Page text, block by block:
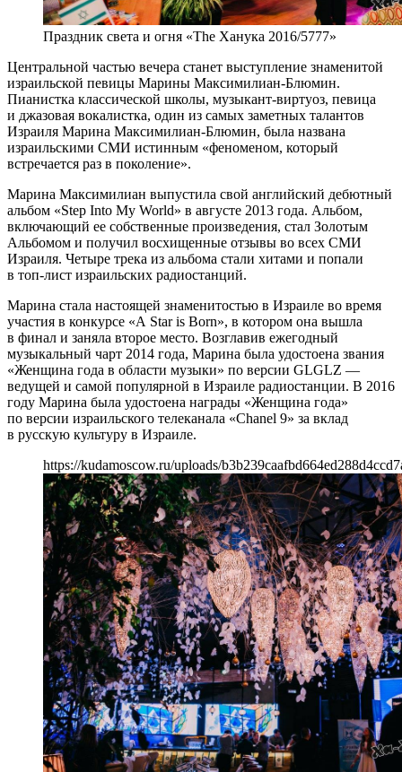
Праздник света и огня «The Ханука 2016/5777»
Центральной частью вечера станет выступление знаменитой
израильской певицы Марины Максимилиан-Блюмин.
Пианистка классической школы, музыкант-виртуоз, певица
и джазовая вокалистка, один из самых заметных талантов
Израиля Марина Максимилиан-Блюмин, была названа
израильскими СМИ истинным «феноменом, который
встречается раз в поколение».
Марина Максимилиан выпустила свой английский дебютный
альбом «Step Into My World» в августе 2013 года. Альбом,
включающий ее собственные произведения, стал Золотым
Альбомом и получил восхищенные отзывы во всех СМИ
Израиля. Четыре трека из альбома стали хитами и попали
в топ-лист израильских радиостанций.
Марина стала настоящей знаменитостью в Израиле во время
участия в конкурсе «A Star is Born», в котором она вышла
в финал и заняла второе место. Возглавив ежегодный
музыкальный чарт 2014 года, Марина была удостоена звания
«Женщина года в области музыки» по версии GLGLZ —
ведущей и самой популярной в Израиле радиостанции. В 2016
году Марина была удостоена награды «Женщина года»
по версии израильского телеканала «Chanel 9» за вклад
в русскую культуру в Израиле.
https://kudamoscow.ru/uploads/